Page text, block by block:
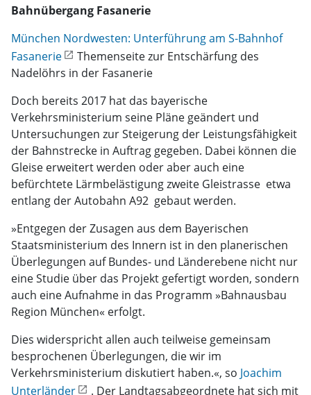
Bahnübergang Fasanerie
München Nordwesten: Unterführung am S-Bahnhof
Fasanerie
Themenseite zur Entschärfung des
Nadelöhrs in der Fasanerie
Doch bereits 2017 hat das bayerische
Verkehrsministerium seine Pläne geändert und
Untersuchungen zur Steigerung der Leistungsfähigkeit
der Bahnstrecke in Auftrag gegeben. Dabei können die
Gleise erweitert werden oder aber auch eine
befürchtete Lärmbelästigung zweite Gleistrasse  etwa
entlang der Autobahn A92  gebaut werden.
»Entgegen der Zusagen aus dem Bayerischen
Staatsministerium des Innern ist in den planerischen
Überlegungen auf Bundes- und Länderebene nicht nur
eine Studie über das Projekt gefertigt worden, sondern
auch eine Aufnahme in das Programm »Bahnausbau
Region München« erfolgt.
Dies widerspricht allen auch teilweise gemeinsam
besprochenen Überlegungen, die wir im
Verkehrsministerium diskutiert haben.«, so Joachim
Unterländer
. Der Landtagsabgeordnete hat sich mit